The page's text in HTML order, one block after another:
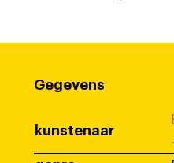
Gegevens
kunstenaar